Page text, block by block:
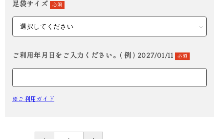
足袋サイズ 必須
ご利用年月日をご入力ください。( 例 ) 2027/01/11 必須
※ご利用ガイド